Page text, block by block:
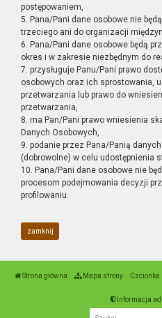
postępowaniem,
5. Pana/Pani dane osobowe nie
trzeciego ani do organizacji
6. Pana/Pani dane osobowe będą
okres i w zakresie niezbędnym do
7. przysługuje Panu/Pani prawo
osobowych oraz ich sprostowania,
przetwarzania lub prawo do
przetwarzania,
8. ma Pan/Pani prawo wniesienia
Danych Osobowych,
9. podanie przez Pana/Panią
(dobrowolne) w celu udostępnienia
10. Pana/Pani dane osobowe nie
procesom podejmowania decyzji
profilowaniu.
zamknij
Strona główna Mapa strony Czcionka
Informacja